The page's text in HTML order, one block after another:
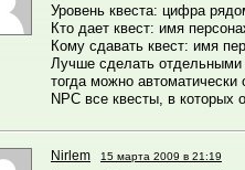
Уровень квеста: цифра
Кто дает квест: имя
Кому сдавать квест: имя
Лучше сделать
тогда можно
NPC все квесты, в которых
Nirlem 15 марта 2009 в 21:19